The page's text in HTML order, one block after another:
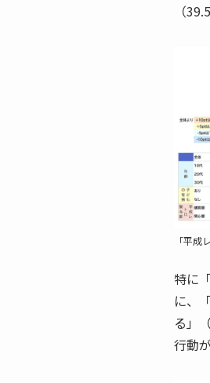
（
「平
特に
に、
る」
行動